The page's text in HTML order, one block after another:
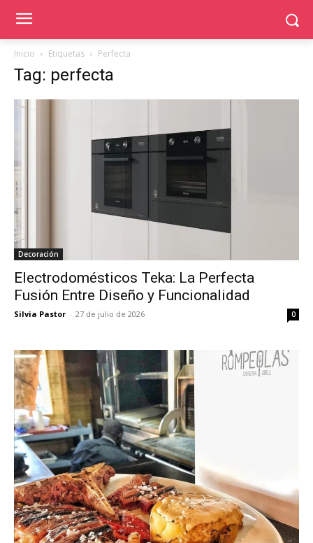
Inicio Etiquetas Perfecta
Tag: perfecta
Decoración
Electrodomésticos Teka: La Perfecta
Fusión Entre Diseño y Funcionalidad
Silvia Pastor - 27 de julio de 2026 0